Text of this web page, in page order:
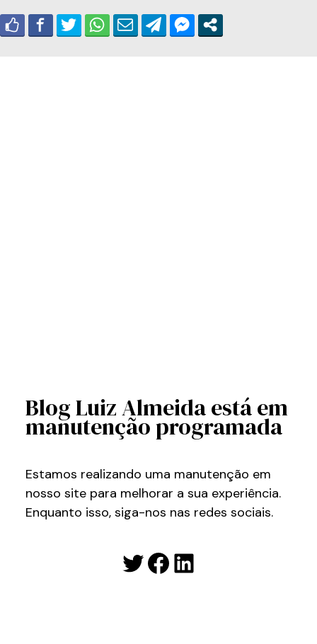
Blog Luiz Almeida está em
manutenção programada
Estamos realizando uma manutenção em
nosso site para melhorar a sua experiência.
Enquanto isso, siga-nos nas redes sociais.
Twitter
Facebook
LinkedIn